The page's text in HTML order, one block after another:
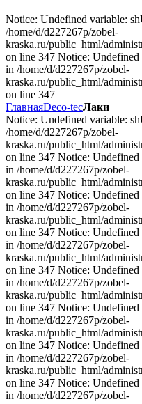
Notice: Undefined variable:
/home/d/d227267p/zobel-
kraska.ru/public_html/
on line 347 Notice:
in /home/d/d227267p/zobel-
kraska.ru/public_html/
on line 347
ГлавнаяDeco-tecЛаки
Notice: Undefined variable:
/home/d/d227267p/zobel-
kraska.ru/public_html/
on line 347 Notice:
in /home/d/d227267p/zobel-
kraska.ru/public_html/
on line 347 Notice:
in /home/d/d227267p/zobel-
kraska.ru/public_html/
on line 347 Notice:
in /home/d/d227267p/zobel-
kraska.ru/public_html/
on line 347 Notice:
in /home/d/d227267p/zobel-
kraska.ru/public_html/
on line 347 Notice:
in /home/d/d227267p/zobel-
kraska.ru/public_html/
on line 347 Notice:
in /home/d/d227267p/zobel-
kraska.ru/public_html/
on line 347 Notice:
in /home/d/d227267p/zobel-